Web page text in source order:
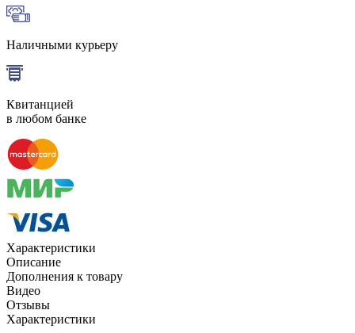
Наличными курьеру
Квитанцией
в любом банке
Характеристики
Описание
Дополнения к товару
Видео
Отзывы
Характеристики